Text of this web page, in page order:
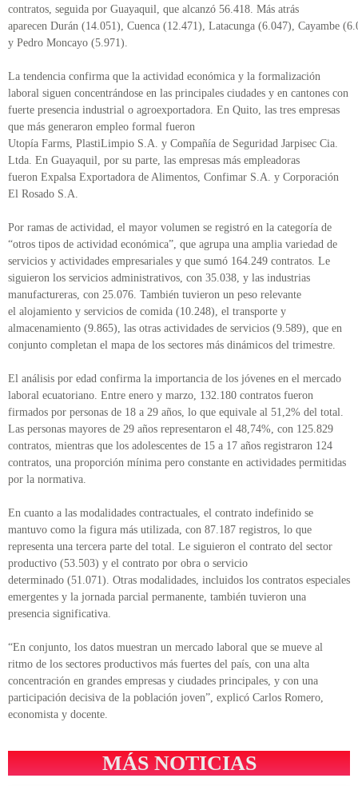
contratos, seguida por Guayaquil, que alcanzó 56.418. Más atrás
aparecen Durán (14.051), Cuenca (12.471), Latacunga (6.047), Cayambe
y Pedro Moncayo (5.971).
La tendencia confirma que la actividad económica y la formalización
laboral siguen concentrándose en las principales ciudades y en cantones con
fuerte presencia industrial o agroexportadora. En Quito, las tres empresas
que más generaron empleo formal fueron
Utopía Farms, PlastiLimpio S.A. y Compañía de Seguridad Jarpisec Cia.
Ltda. En Guayaquil, por su parte, las empresas más empleadoras
fueron Expalsa Exportadora de Alimentos, Confimar S.A. y Corporación
El Rosado S.A.
Por ramas de actividad, el mayor volumen se registró en la categoría de
“otros tipos de actividad económica”, que agrupa una amplia variedad de
servicios y actividades empresariales y que sumó 164.249 contratos. Le
siguieron los servicios administrativos, con 35.038, y las industrias
manufactureras, con 25.076. También tuvieron un peso relevante
el alojamiento y servicios de comida (10.248), el transporte y
almacenamiento (9.865), las otras actividades de servicios (9.589), que en
conjunto completan el mapa de los sectores más dinámicos del trimestre.
El análisis por edad confirma la importancia de los jóvenes en el mercado
laboral ecuatoriano. Entre enero y marzo, 132.180 contratos fueron
firmados por personas de 18 a 29 años, lo que equivale al 51,2% del total.
Las personas mayores de 29 años representaron el 48,74%, con 125.829
contratos, mientras que los adolescentes de 15 a 17 años registraron 124
contratos, una proporción mínima pero constante en actividades permitidas
por la normativa.
En cuanto a las modalidades contractuales, el contrato indefinido se
mantuvo como la figura más utilizada, con 87.187 registros, lo que
representa una tercera parte del total. Le siguieron el contrato del sector
productivo (53.503) y el contrato por obra o servicio
determinado (51.071). Otras modalidades, incluidos los contratos especiales
emergentes y la jornada parcial permanente, también tuvieron una
presencia significativa.
“En conjunto, los datos muestran un mercado laboral que se mueve al
ritmo de los sectores productivos más fuertes del país, con una alta
concentración en grandes empresas y ciudades principales, y con una
participación decisiva de la población joven”, explicó Carlos Romero,
economista y docente.
MÁS NOTICIAS